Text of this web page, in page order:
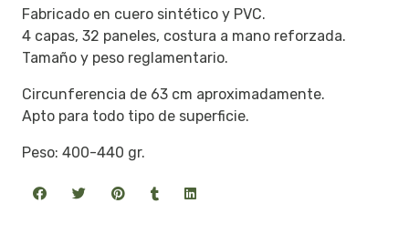
Fabricado en cuero sintético y PVC.
4 capas, 32 paneles, costura a mano reforzada.
Tamaño y peso reglamentario.
Circunferencia de 63 cm aproximadamente.
Apto para todo tipo de superficie.
Peso: 400-440 gr.